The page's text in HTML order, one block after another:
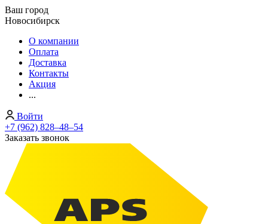
Ваш город
Новосибирск
О компании
Оплата
Доставка
Контакты
Акция
...
Войти
+7 (962) 828‒48‒54
Заказать звонок